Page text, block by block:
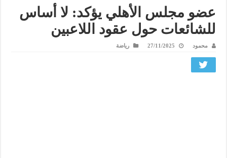
عضو مجلس الأهلي يؤكد: لا أساس
للشائعات حول عقود اللاعبين
محمود 27/11/2025 رياضة